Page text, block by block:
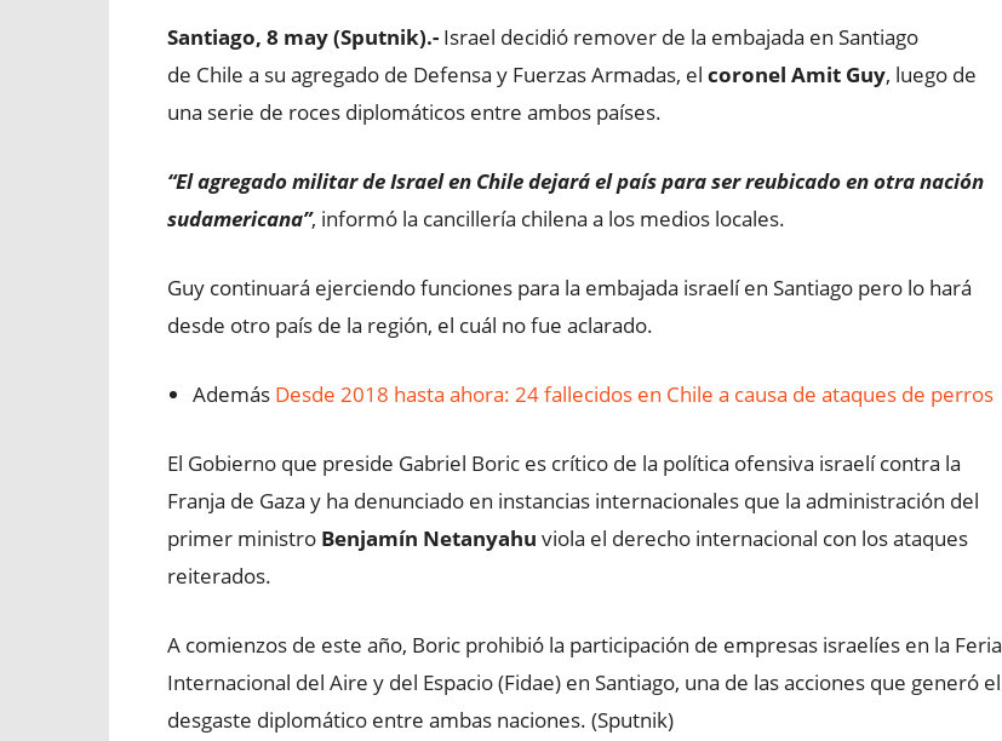
Santiago, 8 may (Sputnik).- Israel decidió remover de la embajada en Santiago
de Chile a su agregado de Defensa y Fuerzas Armadas, el coronel Amit Guy, luego de
una serie de roces diplomáticos entre ambos países.
“El agregado militar de Israel en Chile dejará el país para ser reubicado en otra nación
sudamericana”, informó la cancillería chilena a los medios locales.
Guy continuará ejerciendo funciones para la embajada israelí en Santiago pero lo hará
desde otro país de la región, el cuál no fue aclarado.
Además Desde 2018 hasta ahora: 24 fallecidos en Chile a causa de ataques de perros
El Gobierno que preside Gabriel Boric es crítico de la política ofensiva israelí contra la
Franja de Gaza y ha denunciado en instancias internacionales que la administración del
primer ministro Benjamín Netanyahu viola el derecho internacional con los ataques
reiterados.
A comienzos de este año, Boric prohibió la participación de empresas israelíes en la Feria
Internacional del Aire y del Espacio (Fidae) en Santiago, una de las acciones que generó el
desgaste diplomático entre ambas naciones. (Sputnik)